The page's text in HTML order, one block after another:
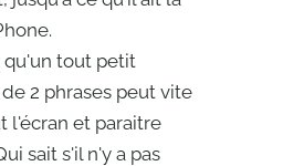
qu'un tout petit
2 phrases peut vite
l'écran et paraitre
sait s'il n'y a pas